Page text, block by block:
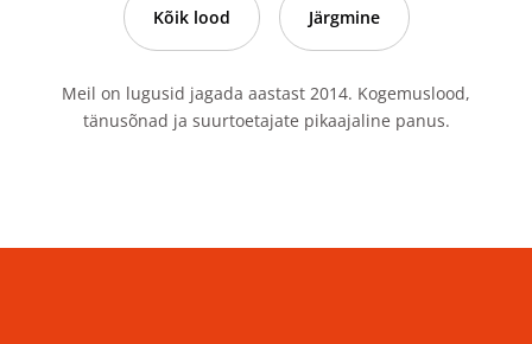
Kõik lood Järgmine
Meil on lugusid jagada aastast 2014. Kogemuslood,
tänusõnad ja suurtoetajate pikaajaline panus.